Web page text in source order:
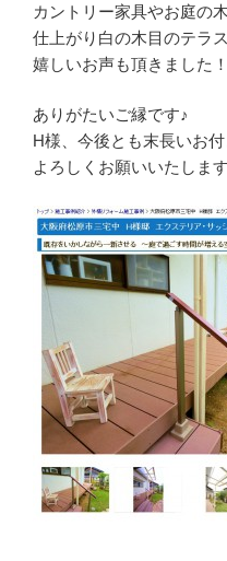
カントリー家具やお庭の
仕上がり白の木目のテラ
嬉しいお声も頂きました！
ありがたいご縁です♪
H様、今後とも末長いお
よろしくお願いいたしま